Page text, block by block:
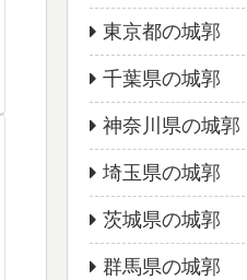
東京都の城郭
千葉県の城郭
神奈川県の城郭
埼玉県の城郭
茨城県の城郭
群馬県の城郭